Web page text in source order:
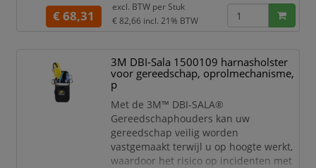
Compatibel met 3M™ DBI-SALA® en
Protecta® Harnassen. Verschillende
€ 68,31
excl. BTW per Stuk
€ 82,66 incl. 21% BTW
3M DBI-Sala 1500109 harnasholster
voor gereedschap, oprolmechanisme,
p
Met de 3M™ DBI-SALA®
Gereedschaphouders kan uw
gereedschap veilig worden
vastgemaakt terwijl u op hoogte werkt,
waardoor het risico op incidenten met